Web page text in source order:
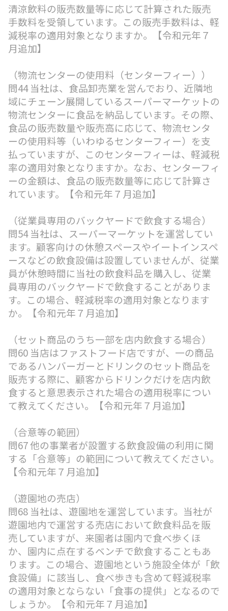
清涼飲料の販売数量等に応じて計算された販売
手数料を受領しています。この販売手数料は、軽
減税率の適用対象となりますか。【令和元年７
月追加】
（物流センターの使用料（センターフィー））
問44 当社は、食品卸売業を営んでおり、近隣地
域にチェーン展開しているスーパーマーケットの
物流センターに食品を納品しています。その際、
食品の販売数量や販売高に応じて、物流センタ
ーの使用料等（いわゆるセンターフィー）を支
払っていますが、このセンターフィーは、軽減税
率の適用対象となりますか。なお、センターフィ
ーの金額は、食品の販売数量等に応じて計算さ
れています。【令和元年７月追加】
（従業員専用のバックヤードで飲食する場合）
問54 当社は、スーパーマーケットを運営してい
ます。顧客向けの休憩スペースやイートインスペ
ースなどの飲食設備は設置していませんが、従業
員が休憩時間に当社の飲食料品を購入し、従業
員専用のバックヤードで飲食することがありま
す。この場合、軽減税率の適用対象となります
か。【令和元年７月追加】
（セット商品のうち一部を店内飲食する場合）
問60 当店はファストフード店ですが、一の商品
であるハンバーガーとドリンクのセット商品を
販売する際に、顧客からドリンクだけを店内飲
食すると意思表示された場合の適用税率につい
て教えてください。【令和元年７月追加】
（合意等の範囲）
問67 他の事業者が設置する飲食設備の利用に関
する「合意等」の範囲について教えてください。
【令和元年７月追加】
（遊園地の売店）
問68 当社は、遊園地を運営しています。当社が
遊園地内で運営する売店において飲食料品を販
売していますが、来園者は園内で食べ歩くほ
か、園内に点在するベンチで飲食することもあ
ります。この場合、遊園地という施設全体が「飲
食設備」に該当し、食べ歩きも含めて軽減税率
の適用対象とならない「食事の提供」となるので
しょうか。【令和元年７月追加】